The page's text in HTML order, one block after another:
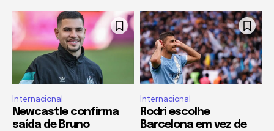
Internacional
Newcastle confirma
saída de Bruno
Internacional
Rodri escolhe
Barcelona em vez de